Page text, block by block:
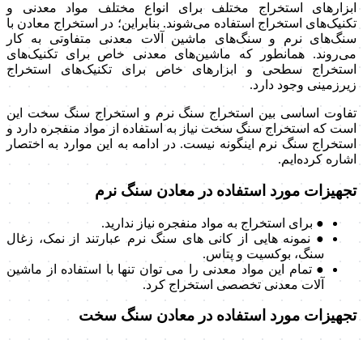
ابزارهای استخراج مختلف برای انواع مختلف مواد معدنی و
تکنیک‌های استخراج استفاده می‌شوند. بنابراین؛ در استخراج معادن با
سنگ‌های نرم و سنگ‌های ماشین آلات معدنی متفاوتی به کار
می‌روند. همانطور که ماشین‌های معدنی خاص برای تکنیک‌های
استخراج سطحی و ابزارهای خاص برای تکنیک‌های استخراج
زیرزمینی وجود دارد.
تفاوت اساسی بین استخراج سنگ نرم و استخراج سنگ سخت این
است که استخراج سنگ سخت نیاز به استفاده از مواد منفجره دارد و
استخراج سنگ نرم اینگونه نیست. در ادامه به این موارد به اختصار
اشاره کرده‌ایم.
تجهیزات مورد استفاده در معادن سنگ نرم
● برای استخراج به مواد منفجره نیاز ندارید.
● نمونه هایی از کانی های سنگ نرم عبارتند از نمک، زغال
سنگ، بوکسیت و پتاس.
● تمام این مواد معدنی را می توان تنها با استفاده از ماشین
آلات معدنی تخصصی استخراج کرد.
تجهیزات مورد استفاده در معادن سنگ سخت